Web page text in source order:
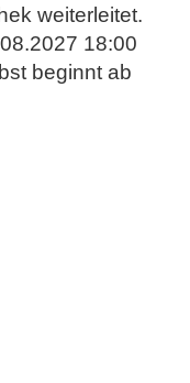
weiterleitet.
18:00
beginnt ab